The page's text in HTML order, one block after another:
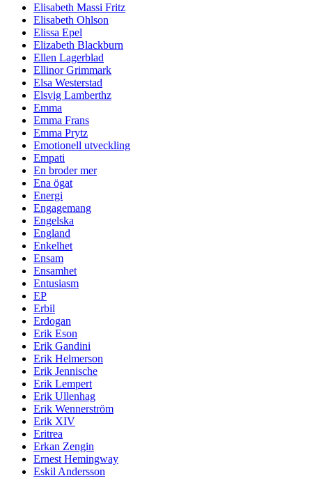
Elisabeth Massi Fritz
Elisabeth Ohlson
Elissa Epel
Elizabeth Blackburn
Ellen Lagerblad
Ellinor Grimmark
Elsa Westerstad
Elsvig Lamberthz
Emma
Emma Frans
Emma Prytz
Emotionell utveckling
Empati
En broder mer
Ena ögat
Energi
Engagemang
Engelska
England
Enkelhet
Ensam
Ensamhet
Entusiasm
EP
Erbil
Erdogan
Erik Eson
Erik Gandini
Erik Helmerson
Erik Jennische
Erik Lempert
Erik Ullenhag
Erik Wennerström
Erik XIV
Eritrea
Erkan Zengin
Ernest Hemingway
Eskil Andersson